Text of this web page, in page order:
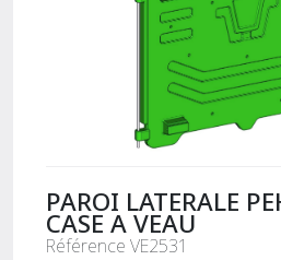
PAROI LATERALE
CASE A VEAU
Référence VE2531